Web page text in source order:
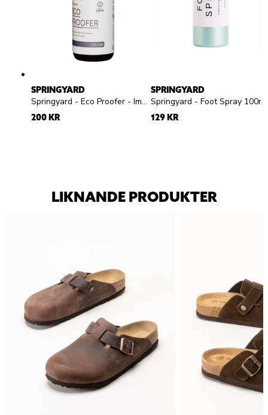
SPRINGYARD
Springyard - Eco Proofer - Impregneringsspray
200 KR
SPRINGYARD
129 KR
LIKNANDE PRODUKTER